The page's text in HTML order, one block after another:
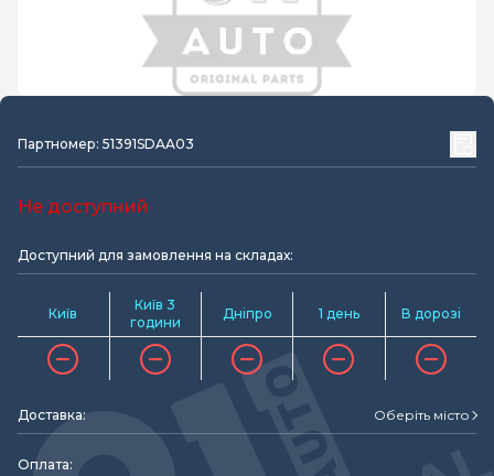
Партномер: 51391SDAA03
Не доступний
Доступний для замовлення на складах:
Київ
Київ 3
години
Дніпро 1 день В дорозі
Доставка: Оберіть місто
Оплата: